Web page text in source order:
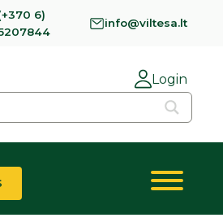
6)
info@viltesa.lt
Login